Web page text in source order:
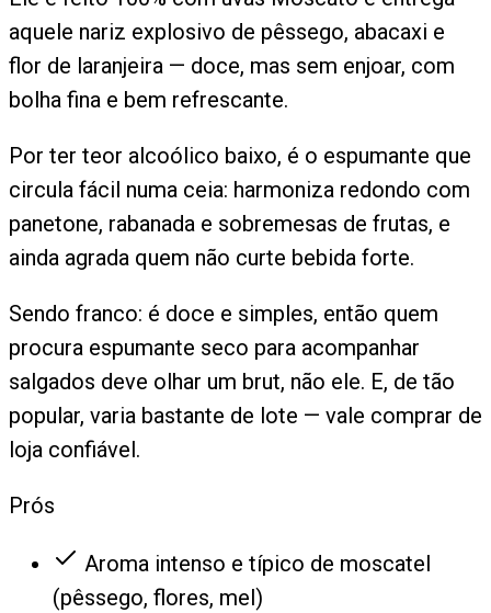
aquele nariz explosivo de pêssego, abacaxi e
flor de laranjeira — doce, mas sem enjoar, com
bolha fina e bem refrescante.
Por ter teor alcoólico baixo, é o espumante que
circula fácil numa ceia: harmoniza redondo com
panetone, rabanada e sobremesas de frutas, e
ainda agrada quem não curte bebida forte.
Sendo franco: é doce e simples, então quem
procura espumante seco para acompanhar
salgados deve olhar um brut, não ele. E, de tão
popular, varia bastante de lote — vale comprar de
loja confiável.
Prós
Aroma intenso e típico de moscatel
(pêssego, flores, mel)